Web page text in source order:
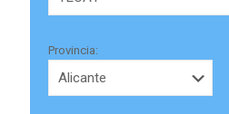
Provincia: